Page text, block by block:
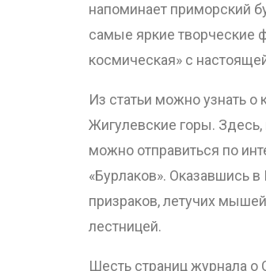
напоминает приморский
самые яркие творческие
космическая» с
Из статьи можно узнать
Жигулевские горы.
можно отправиться по
«Бурлаков». Оказавшись
призраков, летучих
лестницей.
Шесть страниц журнала о